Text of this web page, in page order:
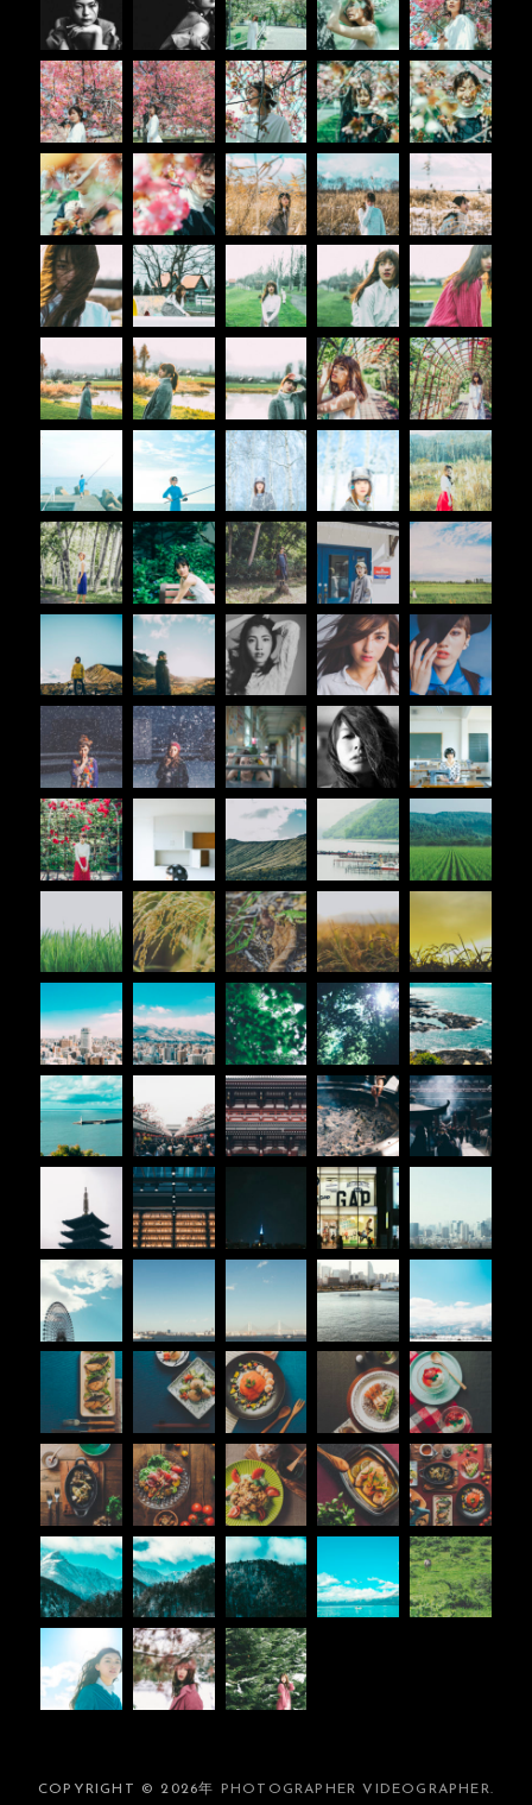
COPYRIGHT © 2026年 PHOTOGRAPHER VIDEOGRAPHER.